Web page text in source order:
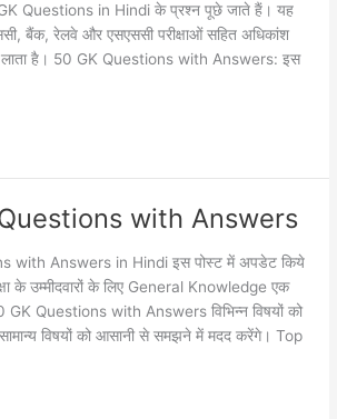
GK Questions in Hindi के प्रश्न पूछे जाते हैं। यह
बैंक, रेलवे और एसएससी परीक्षाओं सहित अधिकांश
लाता है। 50 GK Questions with Answers: इस
with Answers
with Answers in Hindi इस पोस्ट में अपडेट किये
के उम्मीदवारों के लिए General Knowledge एक
GK Questions with Answers विभिन्न विषयों को
विषयों को आसानी से समझने में मदद करेंगे। Top